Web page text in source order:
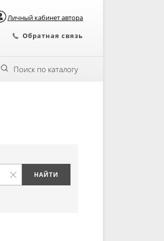
Личный кабинет автора
Обратная связь
Поиск по каталогу